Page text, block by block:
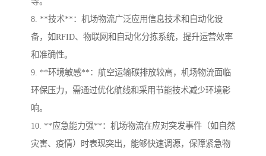
8. **技术**：机场物流广泛应用信息技术和自动化设
备，如RFID、物联网和自动化分拣系统，提升运营效率
和准确性。
9. **环境敏感**：航空运输碳排放较高，机场物流面临
环保压力，需通过优化航线和采用节能技术减少环境影
响。
10. **应急能力强**：机场物流在应对突发事件（如自然
灾害、疫情）时表现突出，能够快速调源，保障紧急物